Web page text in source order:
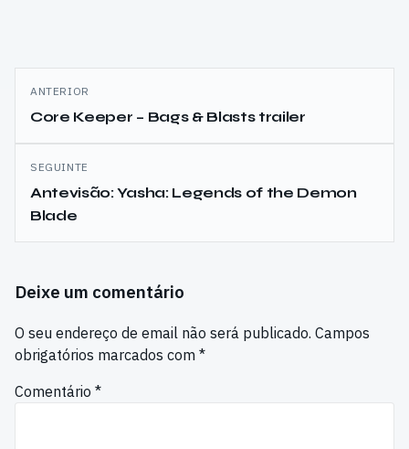
Navegação
de
artigos
ANTERIOR
Core Keeper – Bags & Blasts trailer
SEGUINTE
Antevisão: Yasha: Legends of the Demon
Blade
Deixe um comentário
O seu endereço de email não será publicado. Campos
obrigatórios marcados com *
Comentário *